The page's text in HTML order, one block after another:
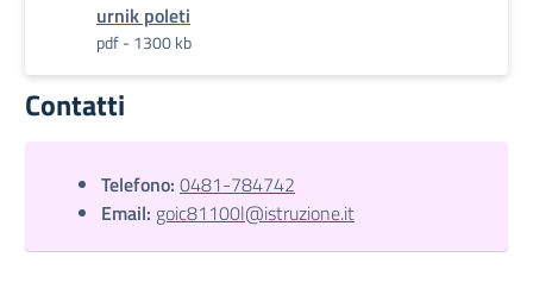
urnik poleti
pdf - 1300 kb
Contatti
Telefono: 0481-784742
Email: goic81100l@istruzione.it